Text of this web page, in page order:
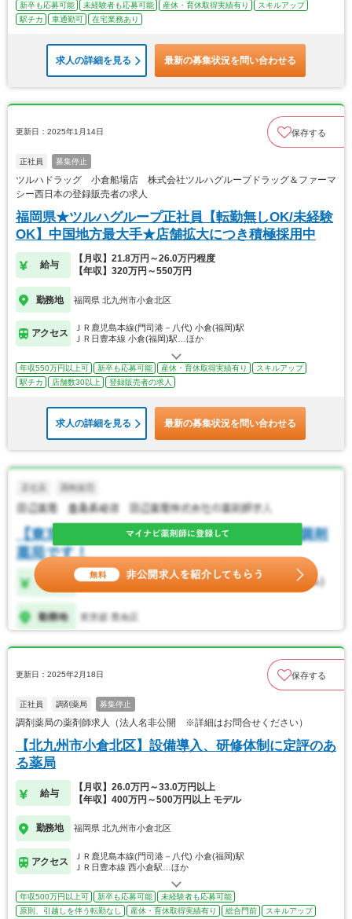
新卒も応募可能 未経験者も応募可能 産休・育休取得実績有り
スキルアップ
駅チカ
車通勤可 在宅業務あり
求人の詳細を見る 最新の募集状況を問い合わせる
更新日：2025年1月14日 保存する
正社員 募集停止
ツルハドラッグ 小倉船場店 株式会社ツルハグループドラッグ＆ファーマ
シー西日本の登録販売者の求人
福岡県★ツルハグループ正社員【転勤無しOK/未経験
OK】中国地方最大手★店舗拡大につき積極採用中
給与
【月収】21.8万円～26.0万円程度
【年収】320万円～550万円
勤務地 福岡県 北九州市小倉北区
アクセス
ＪＲ鹿児島本線(門司港－八代) 小倉(福岡)駅
ＪＲ日豊本線 小倉(福岡)駅…ほか
年収550万円以上可 新卒も応募可能 産休・育休取得実績有り
スキルアップ
駅チカ
店舗数30以上 登録販売者の求人
求人の詳細を見る 最新の募集状況を問い合わせる
更新日：2025年2月18日 保存する
正社員 調剤薬局 募集停止
調剤薬局の薬剤師求人（法人名非公開 ※詳細はお問合せください）
【北九州市小倉北区】設備導入、研修体制に定評のあ
る薬局
給与
【月収】26.0万円～33.0万円以上
【年収】400万円～500万円以上 モデル
勤務地 福岡県 北九州市小倉北区
アクセス
ＪＲ鹿児島本線(門司港－八代) 小倉(福岡)駅
ＪＲ日豊本線 西小倉駅…ほか
年収500万円以上可 新卒も応募可能
未経験者も応募可能
原則、引越しを伴う転勤なし
産休・育休取得実績有り 総合門前
スキルアップ